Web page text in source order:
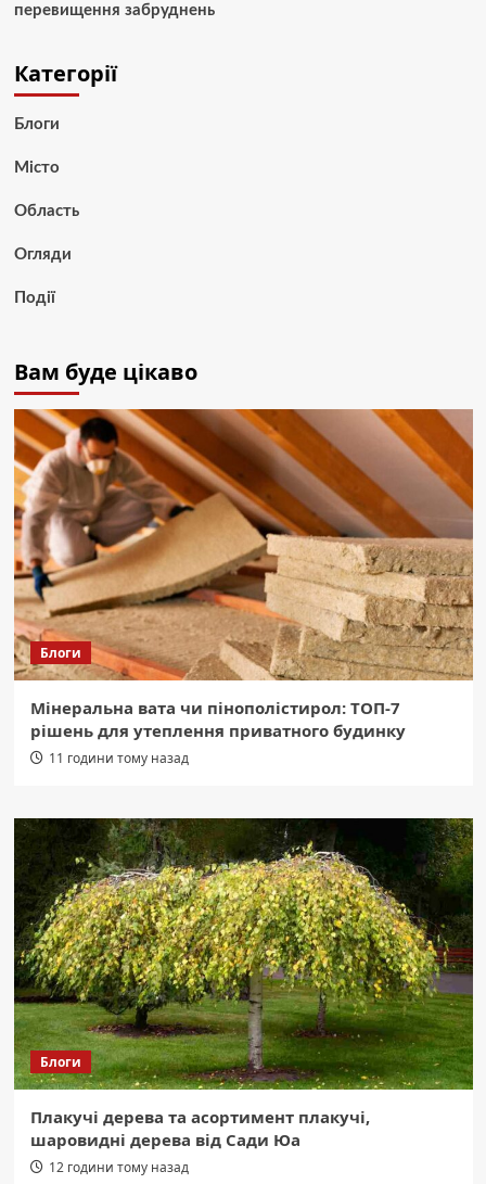
перевищення забруднень
Категорії
Блоги
Місто
Область
Огляди
Події
Вам буде цікаво
Блоги
Мінеральна вата чи пінополістирол: ТОП-7
рішень для утеплення приватного будинку
11 години тому назад
Блоги
Плакучі дерева та асортимент плакучі,
шаровидні дерева від Сади Юа
12 години тому назад